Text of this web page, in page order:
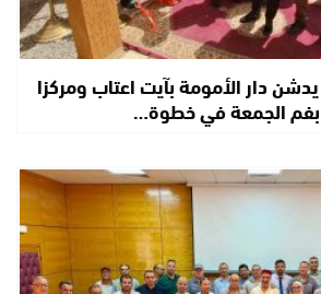
دار الأمومة بآيت اعتاب ومركزا
الجمعة في خطوة…